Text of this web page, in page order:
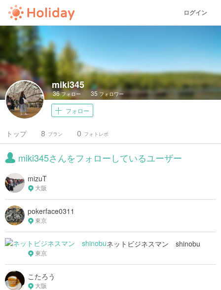
ログイン
miki345
36フォロー 35 フォロワー
フォロー
トップ プラン
8 フォトレポ
0
miki345さんをフォローしているユーザー
mizuT
大阪
pokerface0311
東京
ネットビジネスマン shinobu
東京
こたろう
大阪